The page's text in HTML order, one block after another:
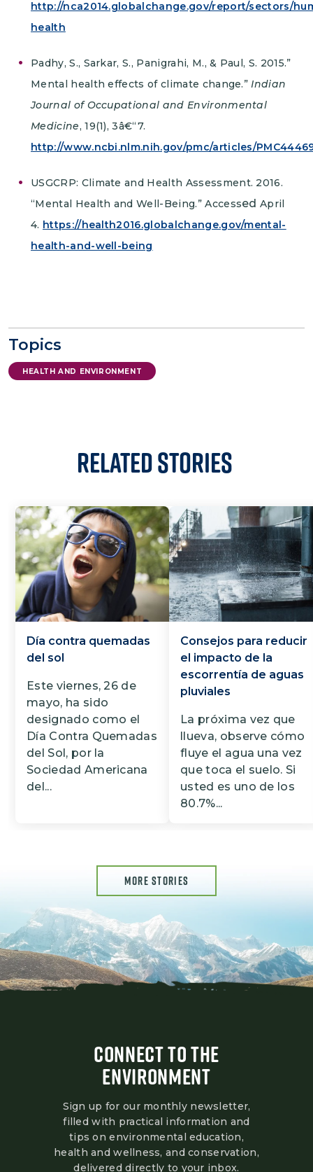
http://nca2014.globalchange.gov/report/sectors/
health
Padhy, S., Sarkar, S., Panigrahi, M., & Paul, S. 2015.”
Mental health effects of climate change.”Indian
Journal of Occupational and Environmental
Medicine, 19(1), 3â€“7.
http://www.ncbi.nlm.nih.gov/pmc/articles/
USGCRP: Climate and Health Assessment. 2016.
“Mental Health and Well-Being.” AccessedApril
4. https://health2016.globalchange.gov/mental-
health-and-well-being
Topics
HEALTH AND ENVIRONMENT
Related Stories
Día contra quemadas
del sol
Este viernes, 26 de
mayo, ha sido
designado como el
Día Contra Quemadas
del Sol, por la
Sociedad Americana
del...
Consejos para reducir
el impacto de la
escorrentía de aguas
pluviales
La próxima vez que
llueva, observe cómo
fluye el agua una vez
que toca el suelo. Si
usted es uno de los
80.7%...
MORE STORIES
CONNECT TO THE
ENVIRONMENT
Sign up for our monthly newsletter,
filled with practical information and
tips on environmental education,
health and wellness, and conservation,
delivered directly to your inbox.